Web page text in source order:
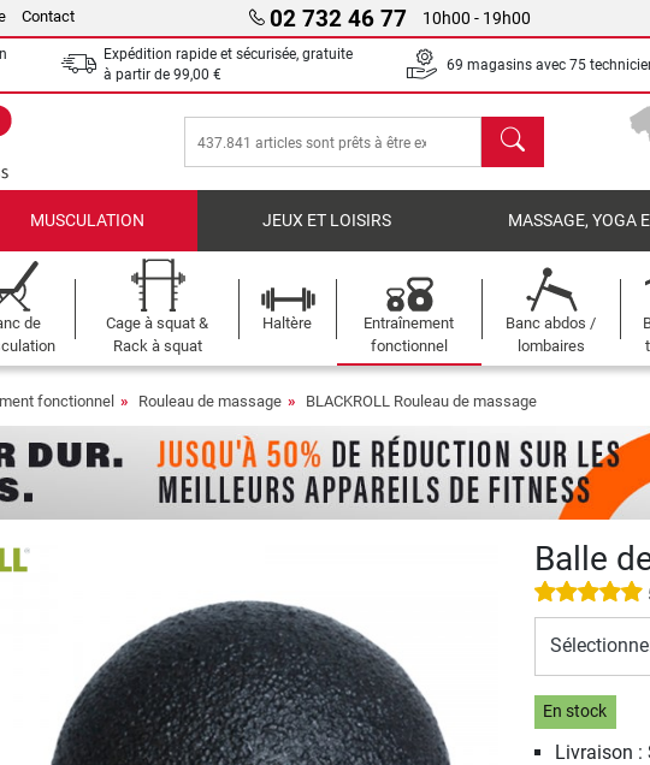
Contact 02 732 46 77 10h00 - 19h00
Expédition rapide et sécurisée, gratuite
à partir de 99,00 €
69 magasins avec 75
chercher
MUSCULATION JEUX ET LOISIRS MASSAGE, YOGA
de
Cage à squat &
Rack à squat
Haltère
Entraînement
fonctionnel
Banc abdos /
lombaires
fonctionnel Rouleau de massage BLACKROLL Rouleau de massage
Balle
En stock
Livraison :